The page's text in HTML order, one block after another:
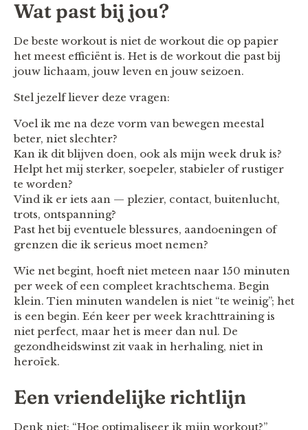
Wat past bij jou?
De beste workout is niet de workout die op papier
het meest efficiënt is. Het is de workout die past bij
jouw lichaam, jouw leven en jouw seizoen.
Stel jezelf liever deze vragen:
Voel ik me na deze vorm van bewegen meestal
beter, niet slechter?
Kan ik dit blijven doen, ook als mijn week druk is?
Helpt het mij sterker, soepeler, stabieler of rustiger
te worden?
Vind ik er iets aan — plezier, contact, buitenlucht,
trots, ontspanning?
Past het bij eventuele blessures, aandoeningen of
grenzen die ik serieus moet nemen?
Wie net begint, hoeft niet meteen naar 150 minuten
per week of een compleet krachtschema. Begin
klein. Tien minuten wandelen is niet “te weinig”; het
is een begin. Eén keer per week krachttraining is
niet perfect, maar het is meer dan nul. De
gezondheidswinst zit vaak in herhaling, niet in
heroïek.
Een vriendelijke richtlijn
Denk niet: “Hoe optimaliseer ik mijn workout?”